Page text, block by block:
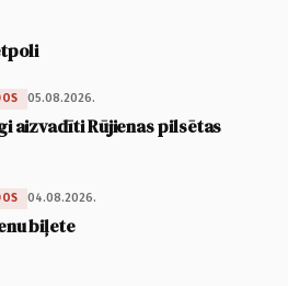
05.08.2026.
aizvadīti Rūjienas pilsētas
04.08.2026.
biļete